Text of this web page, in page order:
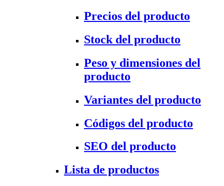
Precios del producto
Stock del producto
Peso y dimensiones del
producto
Variantes del producto
Códigos del producto
SEO del producto
Lista de productos